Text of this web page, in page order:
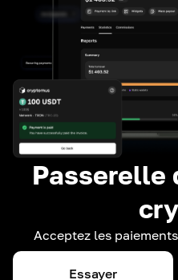
Passerelle
Acceptez les
Essayer